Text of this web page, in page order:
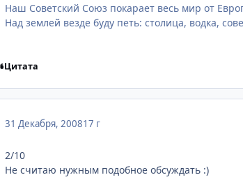
Наш Советский Союз покарает весь мир от
Над землей везде буду петь: столица, водка,
Цитата
31 Декабря, 200817 г
2/10
Не считаю нужным подобное обсуждать :)